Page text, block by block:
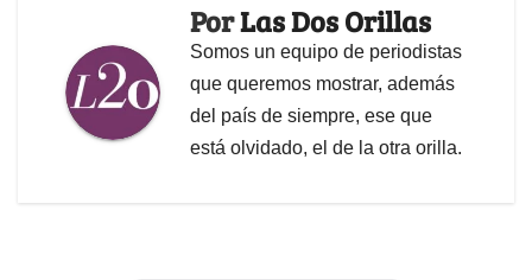
PorLas Dos Orillas
Somos un equipo de periodistas
que queremos mostrar, además
del país de siempre, ese que
está olvidado, el de la otra orilla.